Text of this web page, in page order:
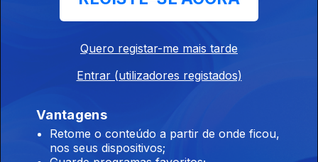
Quero registar-me mais tarde
Entrar (utilizadores registados)
Vantagens
Retome o conteúdo a partir de onde ficou,
nos seus dispositivos;